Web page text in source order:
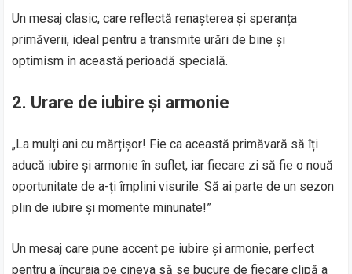
Un mesaj clasic, care reflectă renașterea și speranța
primăverii, ideal pentru a transmite urări de bine și
optimism în această perioadă specială.
2. Urare de iubire și armonie
„La mulți ani cu mărțișor! Fie ca această primăvară să îți
aducă iubire și armonie în suflet, iar fiecare zi să fie o nouă
oportunitate de a-ți împlini visurile. Să ai parte de un sezon
plin de iubire și momente minunate!”
Un mesaj care pune accent pe iubire și armonie, perfect
pentru a încuraja pe cineva să se bucure de fiecare clipă a